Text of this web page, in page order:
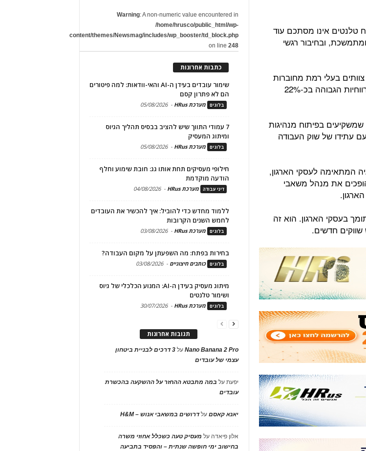
טלנטים אינו מסתכם עוד
ובחיבור רגשי
בעלי רמת מחוברות
גבוהה, מגיעים לרמת פרודוקטיביות הגבוהה בכ-21% ורמת רווחיות הגבוהה בכ-22%
בפיתוח מנהיגות
עתידו של שוק העבודה
המתאימה לעסקי הארגון,
את מנהל משאבי
בעסקי הארגון. הוא זה
חדשים.
Warning: A non-numeric value encountered in
/home/hrusco/public_html/wp-
content/themes/Newsmag/includes/wp_booster/td_block.php
on line248
כתבות אחרונות
שימור עובדים בעידן ה-AI והאי-וודאות: למה פיטורים
הם לא פתרון קסם
בלוגים מערכת HRus -
05/08/2026
7 עמודי התווך שיש להציב בבסיס תהליך הגיוס
ומיתוג המעסיק
בלוגים מערכת HRus -
05/08/2026
חילופי מעסיקים תחת אותו גג: חובת שימוע וחלף
הודעה מוקדמת
דיני עבודה מערכת HRus -
04/08/2026
ללמוד מחדש כדי להוביל: איך להכשיר את העובדים
לחמש השנים הקרובות
בלוגים מערכת HRus -
03/08/2026
בחירות בפתח: מה השפעתן על מקום העבודה?
בלוגים כותבים חיצוניים -
03/08/2026
מיתוג מעסיק בעידן ה-AI: המנוע הכלכלי של גיוס
ושימור טלנטים
בלוגים מערכת HRus -
30/07/2026
תגובות אחרונות
Nano Banana 2 Proעל
3 דרכים לבניית ביטחון
עצמי של עובדים
יפעתעל במה מתבטא ההחזר על ההשקעה בהכשרת
עובדים
יאנא קאסםעלדרושים במשאבי אנוש – H&M
אלון פיאדה על מעסיק טעה כשכלל אחוזי משרה
בחישוב ימי חופשה שנתית – והפסיד בתביעה